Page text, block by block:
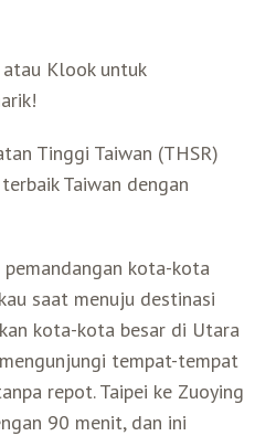
atau Klook untuk
Tinggi Taiwan (THSR)
Taiwan dengan
kota-kota
saat menuju destinasi
kota-kota besar di Utara
tempat-tempat
repot. Taipei ke Zuoying
90 menit, dan ini